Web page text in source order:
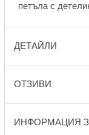
петъла с
ДЕТАЙЛИ
ОТЗИВИ
ИНФОРМАЦИЯ